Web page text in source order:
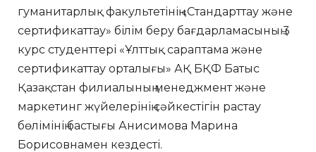
гуманитарлық факультетінің «Стандарттау және
сертификаттау» білім беру бағдарламасының 3
курс студенттері «Ұлттық сараптама және
сертификаттау орталығы» АҚ БҚФ Батыс
Қазақстан филиалының менеджмент және
маркетинг жүйелерінің сәйкестігін растау
бөлімінің бастығы Анисимова Марина
Борисовнамен кездесті.